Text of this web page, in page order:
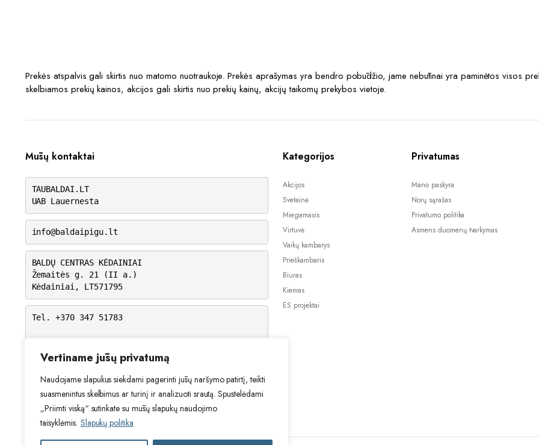
Vertiname jūsų privatumą
Naudojame slapukus siekdami pagerinti jūsų naršymo patirtį, teikti
suasmenintus skelbimus ar turinį ir analizuoti srautą. Spustelėdami
„Priimti viską“ sutinkate su mūsų slapukų naudojimo
taisyklėmis. Slapukų politika
Prekės atspalvis gali skirtis nuo matomo nuotraukoje. Prekės aprašymas yra bendro pobūdžio, jame nebūtinai yra paminėtos visos
skelbiamos prekių kainos, akcijos gali skirtis nuo prekių kainų, akcijų taikomų prekybos vietoje.
Mūsų kontaktai
TAUBALDAI.LT
UAB Lauernesta
info@baldaipigu.lt
BALDŲ CENTRAS KĖDAINIAI
Žemaitės g. 21 (II a.)
Kėdainiai, LT571795
Tel. +370 347 51783
VI: 9.00 – 15.00
VII: Nedirbame
Kategorijos
Akcijos
Svetainė
Miegamasis
Virtuvė
Vaikų kambarys
Prieškambaris
Biuras
Kiemas
ES projektai
Privatumas
Mano paskyra
Norų sąrašas
Privatumo politika
Asmens duomenų tvarkymas